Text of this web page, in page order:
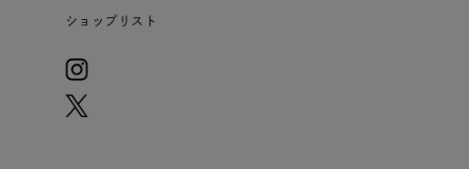
ショップリスト